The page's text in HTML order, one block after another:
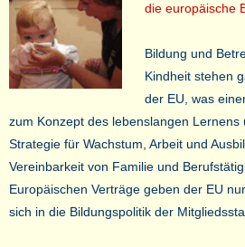
die europäische
Bildung und
Kindheit stehen
der EU, was
zum Konzept des lebenslangen Lernens
Strategie für Wachstum, Arbeit und
Vereinbarkeit von Familie und
Europäischen Verträge geben der EU
sich in die Bildungspolitik der